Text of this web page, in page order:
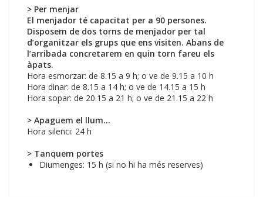
> Per menjar
El menjador té capacitat per a 90 persones.
Disposem de dos torns de menjador per tal
d’organitzar els grups que ens visiten. Abans de
l’arribada concretarem en quin torn fareu els
àpats.
Hora esmorzar: de 8.15 a 9 h; o ve de 9.15 a 10 h
Hora dinar: de 8.15 a 14 h; o ve de 14.15 a 15 h
Hora sopar: de 20.15 a 21 h; o ve de 21.15 a 22 h
> Apaguem el llum...
Hora silenci: 24 h
> Tanquem portes
Diumenges: 15 h (si no hi ha més reserves)